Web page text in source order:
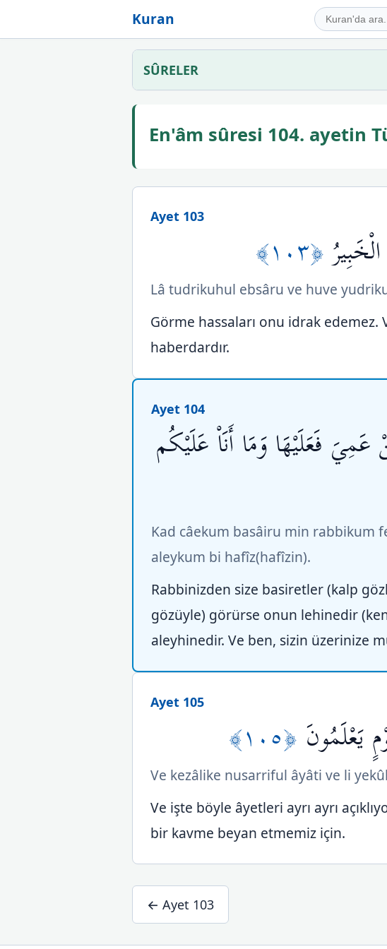
Kuran
SÛRELER
En'âm sûresi 104. ayetin
Ayet 103
﴿١٠٣﴾
Lâ tudrikuhul ebsâru ve huve
Görme hassaları onu idrak edemez.
haberdardır.
Ayet 104
فَعَلَيْهَا وَمَا أَنَاْ عَلَيْكُم
Kad câekum basâiru min rabbikum
aleykum bi hafîz(hafîzin).
Rabbinizden size basiretler (kalp
gözüyle) görürse onun lehinedir
aleyhinedir. Ve ben, sizin üzerinize
Ayet 105
يَعْلَمُونَ ﴿١٠٥﴾
Ve kezâlike nusarriful âyâti ve li
Ve işte böyle âyetleri ayrı ayrı
bir kavme beyan etmemiz için.
← Ayet 103